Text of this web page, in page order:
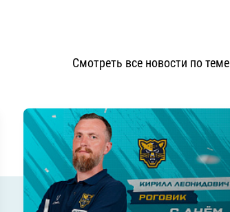
Смотреть все новости по теме